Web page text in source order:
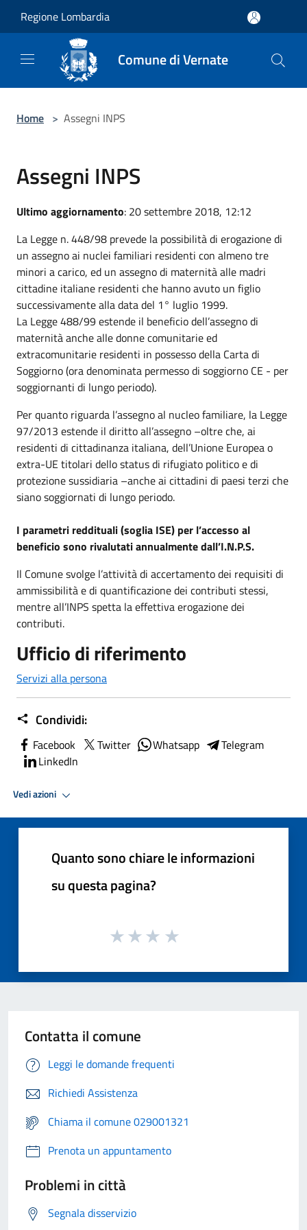
Regione Lombardia
Comune di Vernate
Home > Assegni INPS
Assegni INPS
Ultimo aggiornamento: 20 settembre 2018, 12:12
La Legge n. 448/98 prevede la possibilità di erogazione di
un assegno ai nuclei familiari residenti con almeno tre
minori a carico, ed un assegno di maternità alle madri
cittadine italiane residenti che hanno avuto un figlio
successivamente alla data del 1° luglio 1999.
La Legge 488/99 estende il beneficio dell’assegno di
maternità anche alle donne comunitarie ed
extracomunitarie residenti in possesso della Carta di
Soggiorno (ora denominata permesso di soggiorno CE - per
soggiornanti di lungo periodo).
Per quanto riguarda l’assegno al nucleo familiare, la Legge
97/2013 estende il diritto all’assegno –oltre che, ai
residenti di cittadinanza italiana, dell’Unione Europea o
extra-UE titolari dello status di rifugiato politico e di
protezione sussidiaria –anche ai cittadini di paesi terzi che
siano soggiornati di lungo periodo.
I parametri reddituali (soglia ISE) per l’accesso al
beneficio sono rivalutati annualmente dall’I.N.P.S.
Il Comune svolge l’attività di accertamento dei requisiti di
ammissibilità e di quantificazione dei contributi stessi,
mentre all’INPS spetta la effettiva erogazione dei
contributi.
Ufficio di riferimento
Servizi alla persona
Condividi:
Facebook Twitter Whatsapp
Telegram
LinkedIn
Vedi azioni
Quanto sono chiare le informazioni
su questa pagina?
Contatta il comune
Leggi le domande frequenti
Richiedi Assistenza
Chiama il comune 029001321
Prenota un appuntamento
Problemi in città
Segnala disservizio